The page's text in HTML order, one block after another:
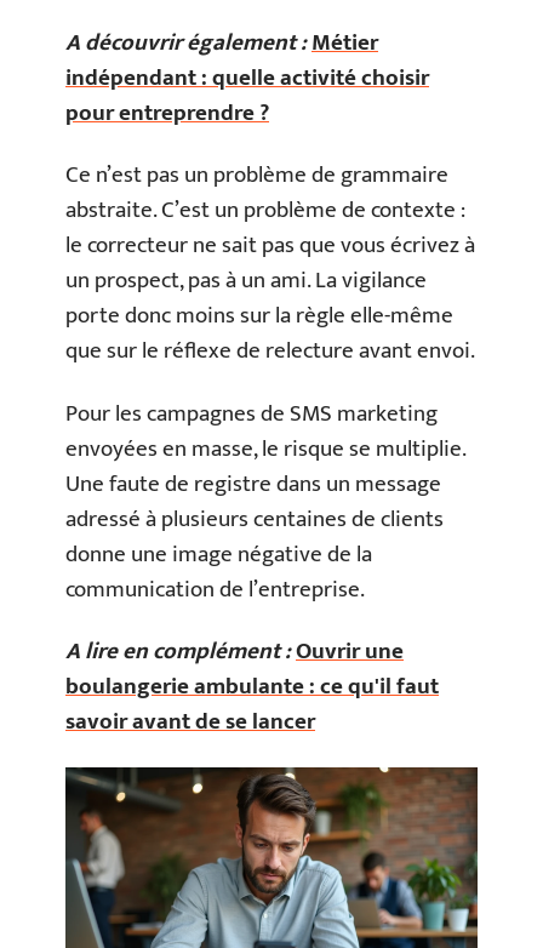
A découvrir également :Métier
indépendant : quelle activité choisir
pour entreprendre ?
Ce n’est pas un problème de grammaire
abstraite. C’est un problème de contexte :
le correcteur ne sait pas que vous écrivez à
un prospect, pas à un ami. La vigilance
porte donc moins sur la règle elle-même
que sur le réflexe de relecture avant envoi.
Pour les campagnes de SMS marketing
envoyées en masse, le risque se multiplie.
Une faute de registre dans un message
adressé à plusieurs centaines de clients
donne une image négative de la
communication de l’entreprise.
A lire en complément :Ouvrir une
boulangerie ambulante : ce qu'il faut
savoir avant de se lancer